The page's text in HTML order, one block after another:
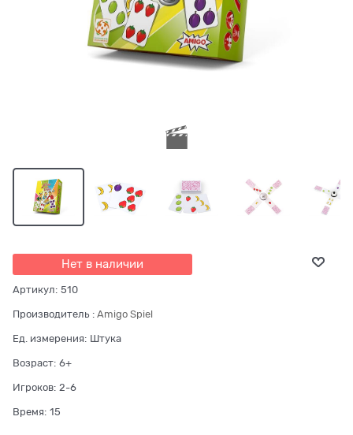
Нет в наличии
Артикул: 510
Производитель : Amigo Spiel
Ед. измерения: Штука
Возраст: 6+
Игроков: 2-6
Время: 15